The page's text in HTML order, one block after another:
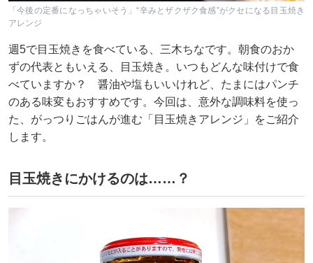
「今後の定番になっちゃいそう」“辛みとザクザク食感”がクセになる目玉焼き
アレンジ
週5で目玉焼きを食べている、三木ちなです。朝食のおか
ずの代表ともいえる、目玉焼き。いつもどんな味付けで食
べていますか？ 醤油や塩もいいけれど、たまにはパンチ
のある味変もおすすめです。今回は、意外な調味料を使っ
た、がっつりごはんが進む「目玉焼きアレンジ」をご紹介
します。
目玉焼きにかけるのは……？